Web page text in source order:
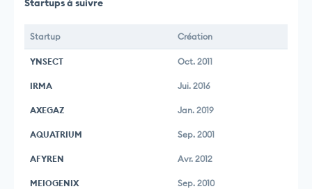
Startups à suivre
Startup Création
YNSECT Oct. 2011
IRMA Jui. 2016
AXEGAZ Jan. 2019
AQUATRIUM Sep. 2001
AFYREN Avr. 2012
MEIOGENIX Sep. 2010